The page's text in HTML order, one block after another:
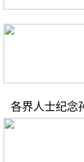
各界人士纪念